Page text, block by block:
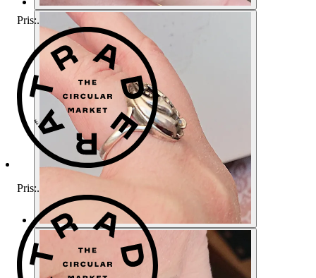
Pris:.
Pris:.